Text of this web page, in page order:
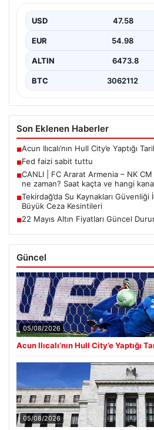
USD 47.58
EUR 54.98
ALTIN 6473.8
BTC 3062112
Son Eklenen Haberler
■Acun Ilıcalı’nın Hull City’e Yaptığı
■Fed faizi sabit tuttu
■CANLI | FC Ararat Armenia – NK CM
ne zaman? Saat kaçta ve hangi
■Tekirdağ’da Su Kaynakları Güvenliği
Büyük Ceza Kesintileri
■22 Mayıs Altın Fiyatları Güncel
Güncel
05/08/2026
Acun Ilıcalı’nın Hull City’e Yaptığı
05/08/2026